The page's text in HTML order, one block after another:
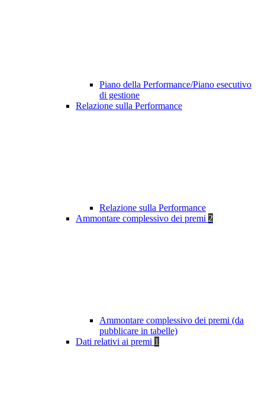
Piano della Performance/Piano esecutivo
di gestione
Relazione sulla Performance
Relazione sulla Performance
Ammontare complessivo dei premi 2
Ammontare complessivo dei premi (da
pubblicare in tabelle)
Dati relativi ai premi 1